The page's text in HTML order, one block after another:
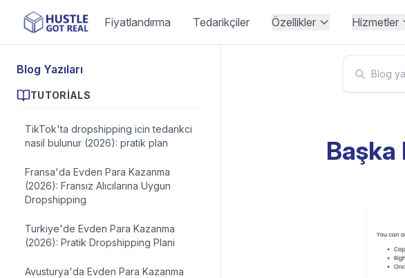
Fiyatlandırma Tedarikçiler Özellikler Hizmetler
Blog Yazıları
TUTORIALS
TikTok'ta dropshipping icin tedarikci
nasil bulunur (2026): pratik plan
Fransa'da Evden Para Kazanma
(2026): Fransız Alıcılarına Uygun
Dropshipping
Turkiye'de Evden Para Kazanma
(2026): Pratik Dropshipping Plani
Avusturya'da Evden Para Kazanma
Başka